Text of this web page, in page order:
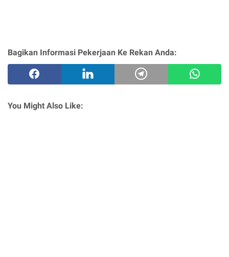
Bagikan Informasi Pekerjaan Ke Rekan Anda:
You Might Also Like: